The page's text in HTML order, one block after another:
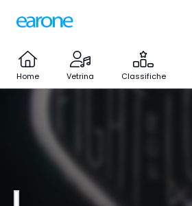
Home Vetrina Classifiche